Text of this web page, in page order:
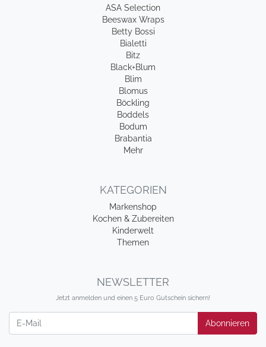
ASA Selection
Beeswax Wraps
Betty Bossi
Bialetti
Bitz
Black+Blum
Blim
Blomus
Böckling
Boddels
Bodum
Brabantia
Mehr
KATEGORIEN
Markenshop
Kochen & Zubereiten
Kinderwelt
Themen
NEWSLETTER
Jetzt anmelden und einen 5 Euro Gutschein sichern!
Abonnieren